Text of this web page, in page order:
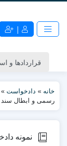
|
خانه » دادخواست »
رسمی و ابطال
نمونه